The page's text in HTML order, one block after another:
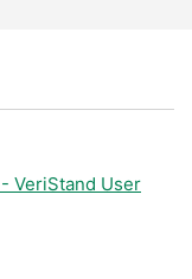
VeriStand User